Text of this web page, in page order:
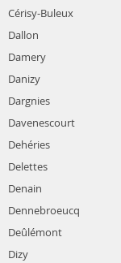
Cérisy-Buleux
Dallon
Damery
Danizy
Dargnies
Davenescourt
Dehéries
Delettes
Denain
Dennebroeucq
Deûlémont
Dizy